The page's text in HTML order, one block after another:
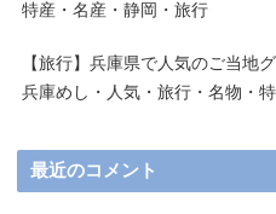
特産・名産・静岡・旅行
【旅行】兵庫県で人気のご当地
兵庫めし・人気・旅行・名物・
最近のコメント